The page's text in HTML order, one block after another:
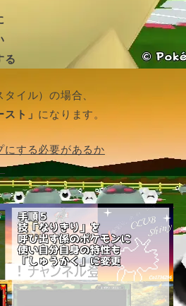
る
イル）の場合、
ト」 になります。
にする必要があるか